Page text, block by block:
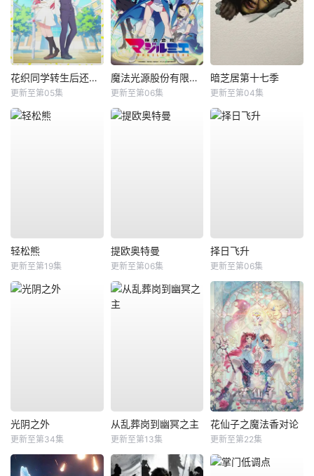
花织同学转生后还是想干架
更新至第05集
魔法光源股份有限公司第二季
更新至第06集
暗芝居第十七季
更新至第04集
轻松熊
更新至第19集
提欧奥特曼
更新至第06集
择日飞升
更新至第06集
光阴之外
更新至第34集
从乱葬岗到幽冥之主
更新至第13集
花仙子之魔法香对论
更新至第22集